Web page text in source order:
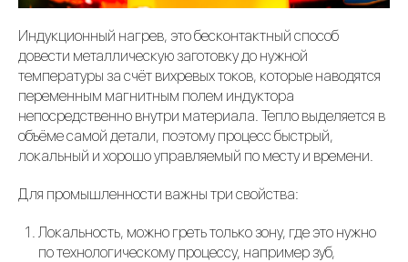
Индукционный нагрев, это бесконтактный способ
довести металлическую заготовку до нужной
температуры за счёт вихревых токов, которые наводятся
переменным магнитным полем индуктора
непосредственно внутри материала. Тепло выделяется в
объёме самой детали, поэтому процесс быстрый,
локальный и хорошо управляемый по месту и времени.
Для промышленности важны три свойства:
Локальность, можно греть только зону, где это нужно
по технологическому процессу, например зуб,